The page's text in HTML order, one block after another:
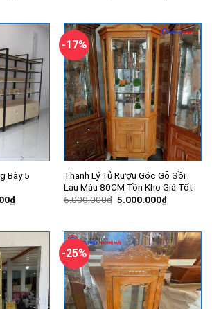
3.000.000₫.
Bày 5
₫Giá
hiện
3.000.000₫.
-17%
Thanh Lý Tủ Rượu Góc Gỗ Sồi
Lau Màu 80CM Tồn Kho Giá Tốt
6.000.000₫ Giá
5.000.000₫Giá
hiện
-25%